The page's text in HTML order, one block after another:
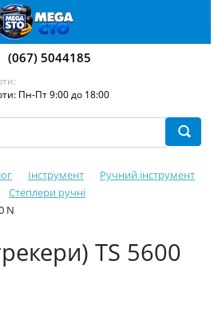
(067) 5044185
Пн-Пт 9:00 до 18:00
Інструмент
Ручний інструмент
Степлери ручні
N
TS 5600